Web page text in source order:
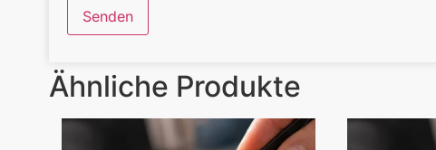
Ähnliche Produkte